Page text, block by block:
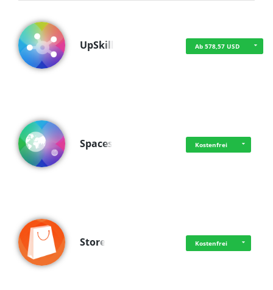
UpSkill Ab 578,57 USD
Spaces Kostenfrei
Store Kostenfrei